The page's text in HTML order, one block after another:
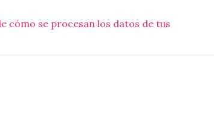
cómo se procesan los datos de tus